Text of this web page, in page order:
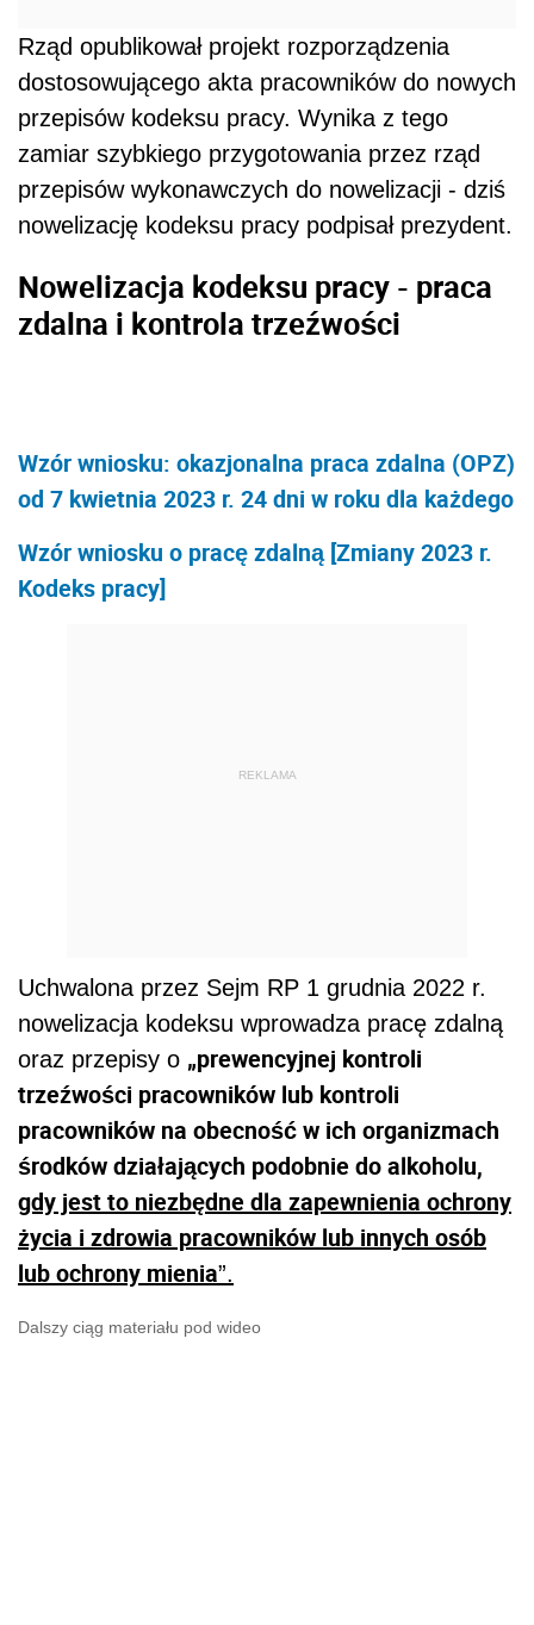
Rząd opublikował projekt rozporządzenia
dostosowującego akta pracowników do nowych
przepisów kodeksu pracy. Wynika z tego
zamiar szybkiego przygotowania przez rząd
przepisów wykonawczych do nowelizacji - dziś
nowelizację kodeksu pracy podpisał prezydent.
Nowelizacja kodeksu pracy - praca
zdalna i kontrola trzeźwości
Wzór wniosku: okazjonalna praca zdalna (OPZ)
od 7 kwietnia 2023 r. 24 dni w roku dla każdego
Wzór wniosku o pracę zdalną [Zmiany 2023 r.
Kodeks pracy]
REKLAMA
Uchwalona przez Sejm RP 1 grudnia 2022 r.
nowelizacja kodeksu wprowadza pracę zdalną
oraz przepisy o „prewencyjnej kontroli
trzeźwości pracowników lub kontroli
pracowników na obecność w ich organizmach
środków działających podobnie do alkoholu,
gdy jest to niezbędne dla zapewnienia ochrony
życia i zdrowia pracowników lub innych osób
lub ochrony mienia”.
Dalszy ciąg materiału pod wideo